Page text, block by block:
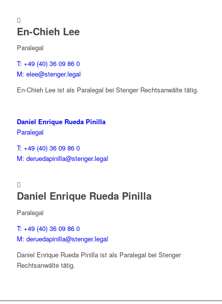

En-Chieh Lee
Paralegal
T: +49 (40) 36 09 86 0
M: elee@stenger.legal
En-Chieh Lee ist als Paralegal bei Stenger Rechtsanwälte tätig.
Daniel Enrique Rueda Pinilla
Paralegal
T: +49 (40) 36 09 86 0
M: deruedapinilla@stenger.legal

Daniel Enrique Rueda Pinilla
Paralegal
T: +49 (40) 36 09 86 0
M: deruedapinilla@stenger.legal
Daniel Enrique Rueda Pinilla ist als Paralegal bei Stenger
Rechtsanwälte tätig.